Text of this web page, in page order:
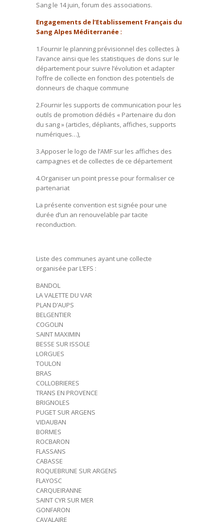
Sang le 14 juin, forum des associations.
Engagements de l’Etablissement Français du
Sang Alpes Méditerranée :
1.Fournir le planning prévisionnel des collectes à
l’avance ainsi que les statistiques de dons sur le
département pour suivre l’évolution et adapter
l’offre de collecte en fonction des potentiels de
donneurs de chaque commune
2.Fournir les supports de communication pour les
outils de promotion dédiés « Partenaire du don
du sang » (articles, dépliants, affiches, supports
numériques…),
3.Apposer le logo de l’AMF sur les affiches des
campagnes et de collectes de ce département
4.Organiser un point presse pour formaliser ce
partenariat
La présente convention est signée pour une
durée d’un an renouvelable par tacite
reconduction.
Liste des communes ayant une collecte
organisée par L’EFS :
BANDOL
LA VALETTE DU VAR
PLAN D’AUPS
BELGENTIER
COGOLIN
SAINT MAXIMIN
BESSE SUR ISSOLE
LORGUES
TOULON
BRAS
COLLOBRIERES
TRANS EN PROVENCE
BRIGNOLES
PUGET SUR ARGENS
VIDAUBAN
BORMES
ROCBARON
FLASSANS
CABASSE
ROQUEBRUNE SUR ARGENS
FLAYOSC
CARQUEIRANNE
SAINT CYR SUR MER
GONFARON
CAVALAIRE